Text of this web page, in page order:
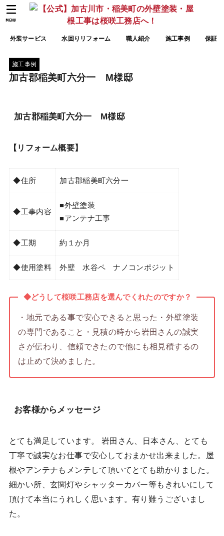
外装サービス 水回りリフォーム 職人紹介 施工事例 保証
MENU
施工事例
加古郡稲美町六分一 M様邸
加古郡稲美町六分一 M様邸
【リフォーム概要】
◆住所 加古郡稲美町六分一
◆工事内容
■外壁塗装
■アンテナ工事
◆工期 約１か月
◆使用塗料 外壁 水谷ペ ナノコンポジット
◆どうして桜咲工務店を選んでくれたのですか？
・地元である事で安心できると思った・外壁塗装
の専門であること・見積の時から岩田さんの誠実
さが伝わり、信頼できたので他にも相見積するの
は止めて決めました。
お客様からメッセージ
とても満足しています。 岩田さん、日本さん、とても
丁寧で誠実なお仕事で安心しておまかせ出来ました。屋
根やアンテナもメンテして頂いてとても助かりました。
細かい所、玄関灯やシャッターカバー等もきれいにして
頂けて本当にうれしく思います。有り難うございまし
た。